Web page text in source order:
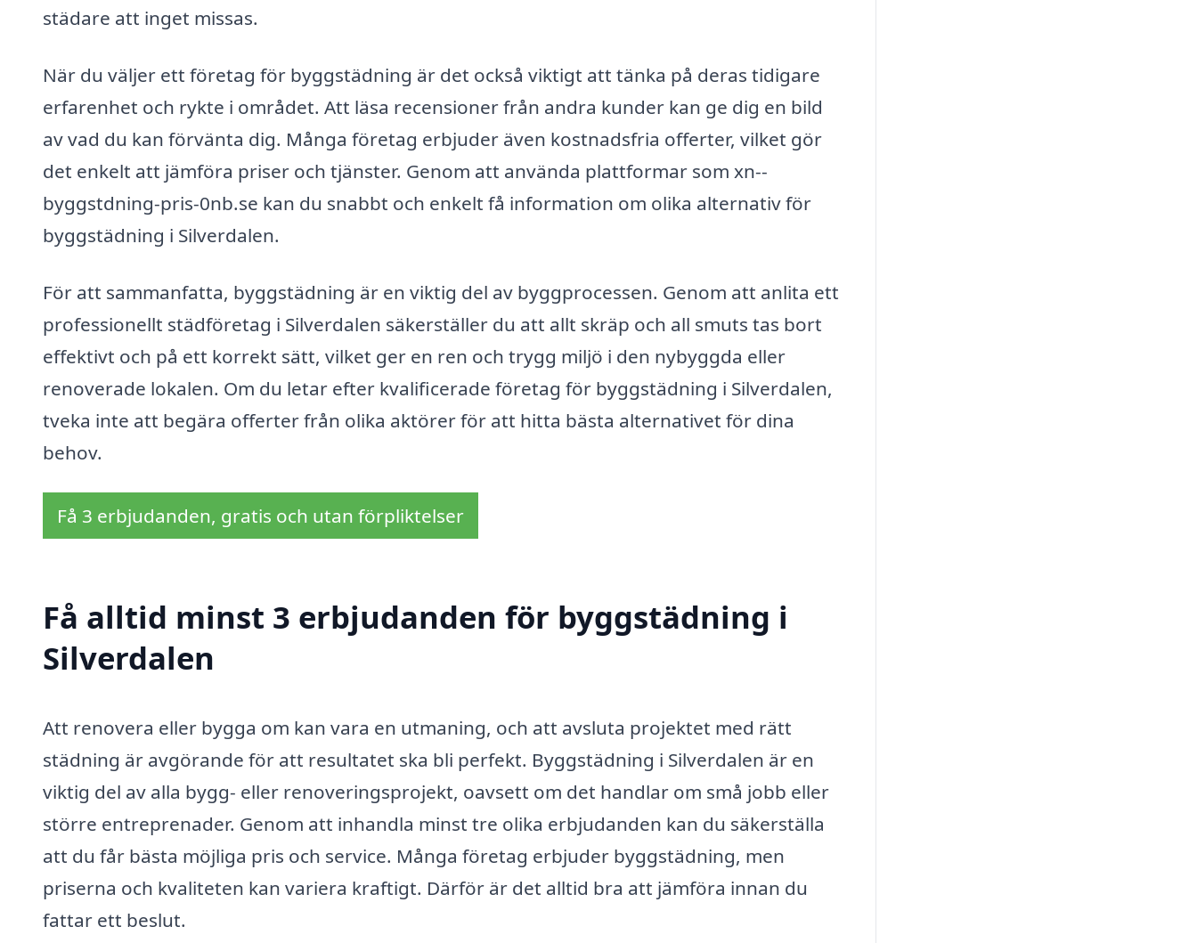
städare att inget missas.
När du väljer ett företag för byggstädning är det också viktigt att tänka på deras tidigare
erfarenhet och rykte i området. Att läsa recensioner från andra kunder kan ge dig en bild
av vad du kan förvänta dig. Många företag erbjuder även kostnadsfria offerter, vilket gör
det enkelt att jämföra priser och tjänster. Genom att använda plattformar som xn--
byggstdning-pris-0nb.se kan du snabbt och enkelt få information om olika alternativ för
byggstädning i Silverdalen.
För att sammanfatta, byggstädning är en viktig del av byggprocessen. Genom att anlita ett
professionellt städföretag i Silverdalen säkerställer du att allt skräp och all smuts tas bort
effektivt och på ett korrekt sätt, vilket ger en ren och trygg miljö i den nybyggda eller
renoverade lokalen. Om du letar efter kvalificerade företag för byggstädning i Silverdalen,
tveka inte att begära offerter från olika aktörer för att hitta bästa alternativet för dina
behov.
Få 3 erbjudanden, gratis och utan förpliktelser
Få alltid minst 3 erbjudanden för byggstädning i
Silverdalen
Att renovera eller bygga om kan vara en utmaning, och att avsluta projektet med rätt
städning är avgörande för att resultatet ska bli perfekt. Byggstädning i Silverdalen är en
viktig del av alla bygg- eller renoveringsprojekt, oavsett om det handlar om små jobb eller
större entreprenader. Genom att inhandla minst tre olika erbjudanden kan du säkerställa
att du får bästa möjliga pris och service. Många företag erbjuder byggstädning, men
priserna och kvaliteten kan variera kraftigt. Därför är det alltid bra att jämföra innan du
fattar ett beslut.